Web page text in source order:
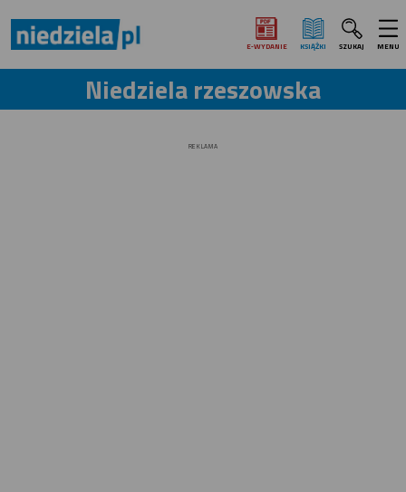
E‑WYDANIE KSIĄŻKI SZUKAJ MENU
Niedziela rzeszowska
REKLAMA